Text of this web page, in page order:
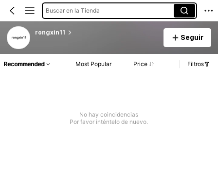
Buscar en la Tienda
rongxin11
Seguir
Recommended Most Popular Price Filtros
No hay coincidencias
Por favor inténtelo de nuevo.